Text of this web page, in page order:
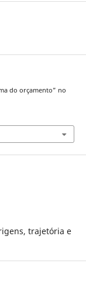
do orçamento” no
trajetória e